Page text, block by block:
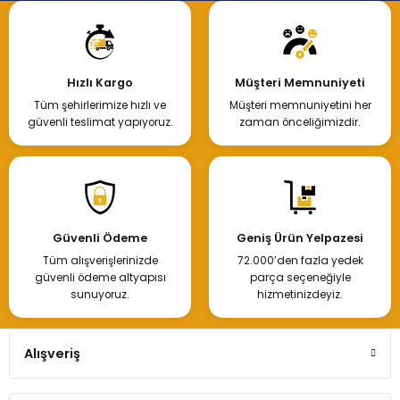
Hızlı Kargo
Tüm şehirlerimize hızlı ve
güvenli teslimat yapıyoruz.
Müşteri Memnuniyeti
Müşteri memnuniyetini her
zaman önceliğimizdir.
Güvenli Ödeme
Tüm alışverişlerinizde
güvenli ödeme altyapısı
sunuyoruz.
Geniş Ürün Yelpazesi
72.000’den fazla yedek
parça seçeneğiyle
hizmetinizdeyiz.
Alışveriş